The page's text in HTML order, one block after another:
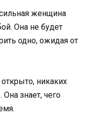
женщина
Она не будет
одно, ожидая от
никаких
знает, чего